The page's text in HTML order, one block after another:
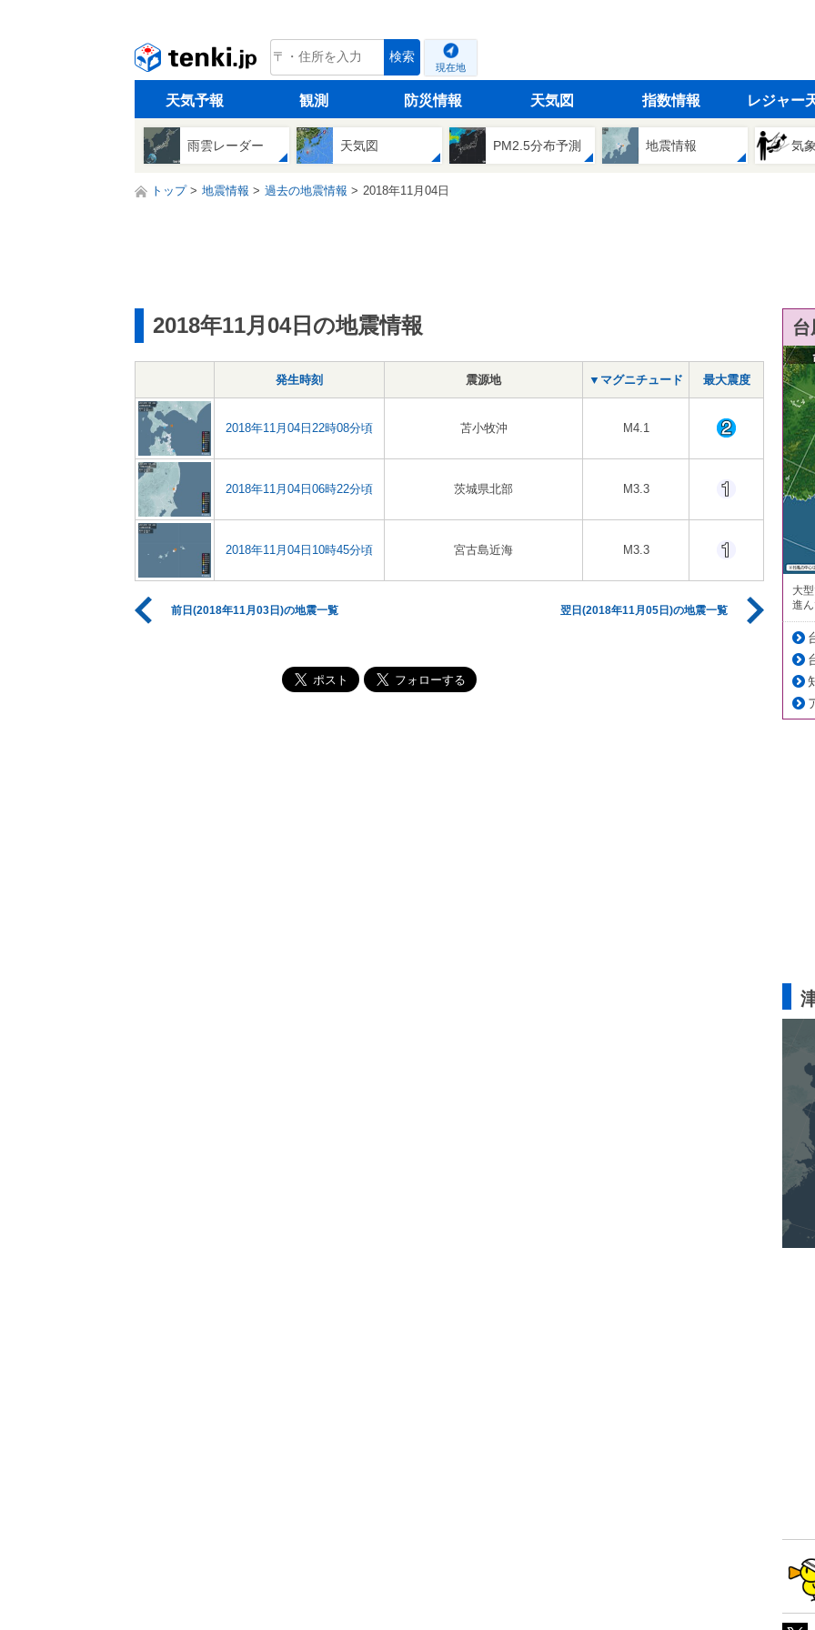
tenki.jp 検索
現在地
天気予報 観測 防災情報 天気図 指数情報 レジャー
雨雲レーダー 天気図 PM2.5分布予測 地震情報 気
トップ 地震情報 過去の地震情報 2018年11月04日
2018年11月04日の地震情報
発生時刻 震源地 ▼マグニチュード 最大震度
2018年11月04日22時08分頃 苫小牧沖 M4.1
2018年11月04日06時22分頃 茨城県北部 M3.3
2018年11月04日10時45分頃 宮古島近海 M3.3
前日(2018年11月03日)の地震一覧 翌日(2018年11月05日)の地震一覧
大
進